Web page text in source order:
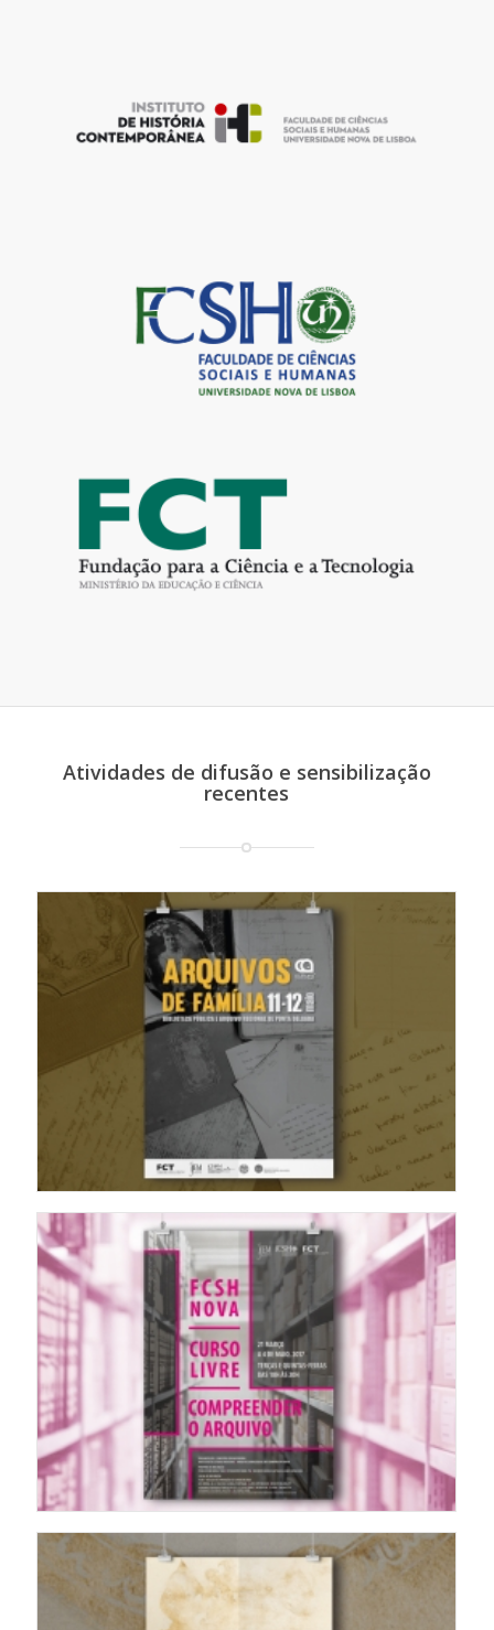
Atividades de difusão e sensibilização
recentes